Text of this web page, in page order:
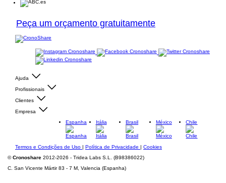
Peça um orçamento gratuitamente
Ajuda
Profissionais
Clientes
Empresa
Espanha
Itália Brasil México Chile
Termos e Condições de Uso | Política de Privacidade | Cookies
©Cronoshare 2012-2026 - Tridea Labs S.L. (B98386022)
C. San Vicente Mártir 83 - 7 M, Valencia (Espanha)